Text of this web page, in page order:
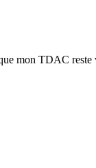
mon TDAC reste